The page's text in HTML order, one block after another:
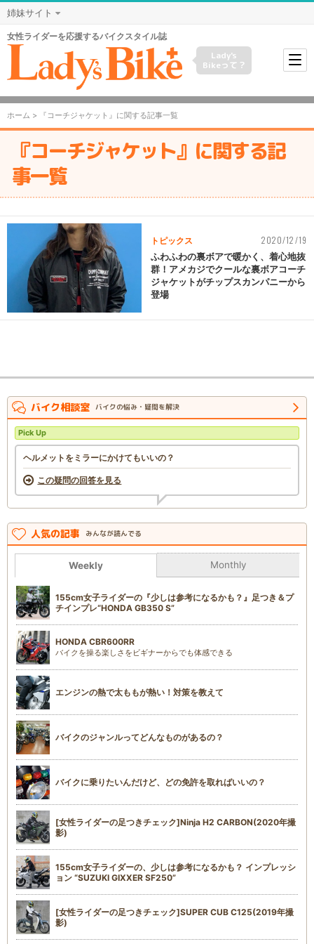
姉妹サイト
女性ライダーを応援するバイクスタイル誌
Lady's
Bikeって？
ホーム > 『コーチジャケット』に関する記事一覧
『コーチジャケット』に関する記
事一覧
トピックス 2020/12/19
ふわふわの裏ボアで暖かく、着心地抜
群！アメカジでクールな裏ボアコーチ
ジャケットがチップスカンパニーから
登場
バイク相談室 バイクの悩み・疑問を解決
Pick Up
ヘルメットをミラーにかけてもいいの？
この疑問の回答を見る
人気の記事 みんなが読んでる
Weekly Monthly
155cm女子ライダーの『少しは参考になるかも？』足つき＆プ
チインプレ“HONDA GB350 S”
HONDA CBR600RR
バイクを操る楽しさをビギナーからでも体感できる
エンジンの熱で太ももが熱い！対策を教えて
バイクのジャンルってどんなものがあるの？
バイクに乗りたいんだけど、どの免許を取ればいいの？
[女性ライダーの足つきチェック]Ninja H2 CARBON(2020年撮
影)
155cm女子ライダーの、少しは参考になるかも？ インプレッシ
ョン “SUZUKI GIXXER SF250”
[女性ライダーの足つきチェック]SUPER CUB C125(2019年撮
影)